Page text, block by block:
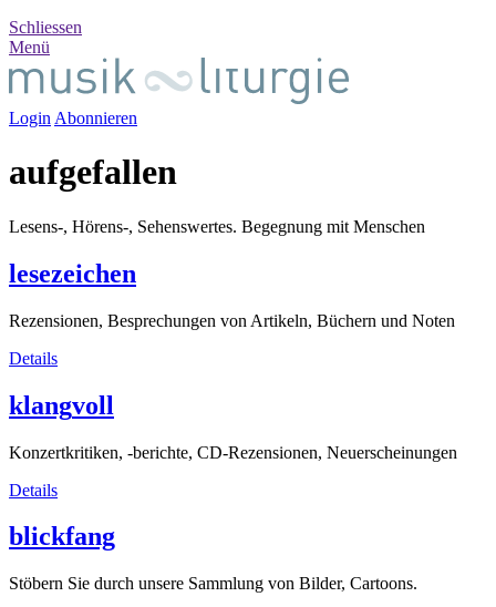
Schliessen
Menü
Login Abonnieren
aufgefallen
Lesens-, Hörens-, Sehenswertes. Begegnung mit Menschen
lesezeichen
Rezensionen, Besprechungen von Artikeln, Büchern und Noten
Details
klangvoll
Konzertkritiken, -berichte, CD-Rezensionen, Neuerscheinungen
Details
blickfang
Stöbern Sie durch unsere Sammlung von Bilder, Cartoons.